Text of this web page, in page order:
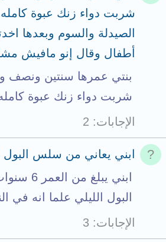
شربت دواء زنك عبوة كامله
الصيدلة والسوم وبعدها
أطفال وقال إنو مافيش
شربت دواء زنك عبوة كامله
الإجابات
2
ابني يعاني من سلس البول
ابني
البول الليلي علما انه في
الإجابات
3